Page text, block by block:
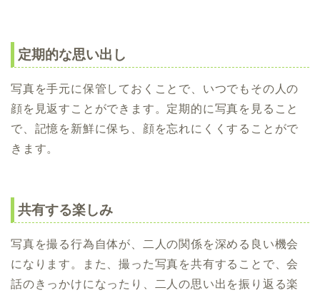
定期的な思い出し
写真を手元に保管しておくことで、いつでもその人の
顔を見返すことができます。定期的に写真を見ること
で、記憶を新鮮に保ち、顔を忘れにくくすることがで
きます。
共有する楽しみ
写真を撮る行為自体が、二人の関係を深める良い機会
になります。また、撮った写真を共有することで、会
話のきっかけになったり、二人の思い出を振り返る楽